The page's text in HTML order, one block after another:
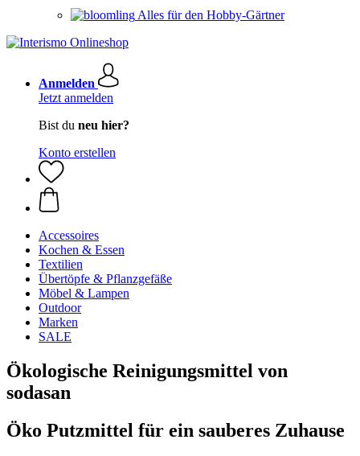
Alles für den Hobby-Gärtner
Anmelden
Jetzt anmelden
Bist du neu hier?
Konto erstellen
Accessoires
Kochen & Essen
Textilien
Übertöpfe & Pflanzgefäße
Möbel & Lampen
Outdoor
Marken
SALE
Ökologische Reinigungsmittel von
sodasan
Öko Putzmittel für ein sauberes Zuhause